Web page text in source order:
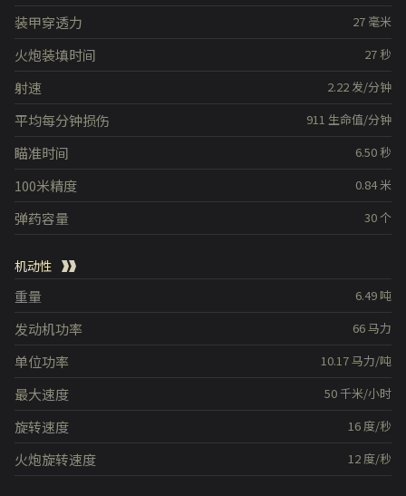
27 毫米
装甲穿透力
27 秒
火炮装填时间
2.22 发/分钟
射速
911 生命值/分钟
平均每分钟损伤
6.50 秒
瞄准时间
0.84米
100米精度
30个
弹药容量
机动性
6.49 吨
重量
66马力
发动机功率
10.17马力/吨
单位功率
50千米/小时
最大速度
16 度/秒
旋转速度
12 度/秒
火炮旋转速度